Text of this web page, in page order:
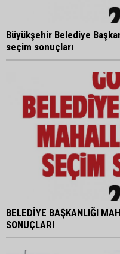
Büyükşehir Belediye
seçim sonuçları
BELEDİYE BAŞKANLIĞI
SONUÇLARI